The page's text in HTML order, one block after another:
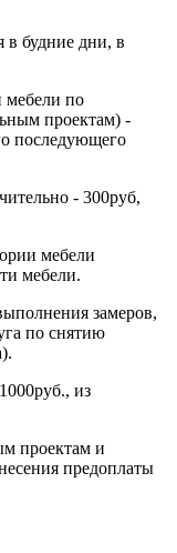
в будние дни, в
мебели по
проектам) -
последующего
- 300руб,
мебели
мебели.
замеров,
по снятию
из
проектам и
предоплаты